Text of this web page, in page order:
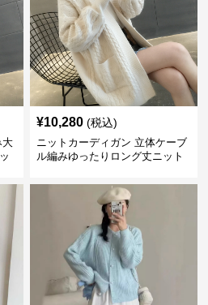
大
¥10,280 (税込)
ニットカーディガン 立体ケーブ
ル編みゆったりロング丈ニット